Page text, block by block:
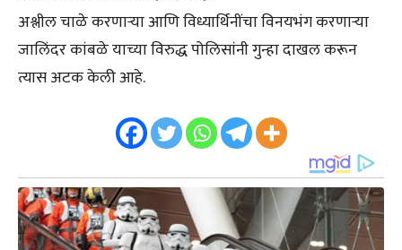
अश्लील चाळे करणाऱ्या आणि विध्यार्थिनींचा विनयभंग करणाऱ्या
जालिंदर कांबळे याच्या विरुद्ध पोलिसांनी गुन्हा दाखल करून
त्यास अटक केली आहे.